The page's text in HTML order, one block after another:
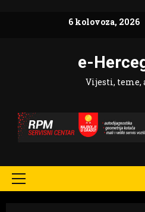
6 kolovoza, 2026
e-
Vijesti, teme,
Primary